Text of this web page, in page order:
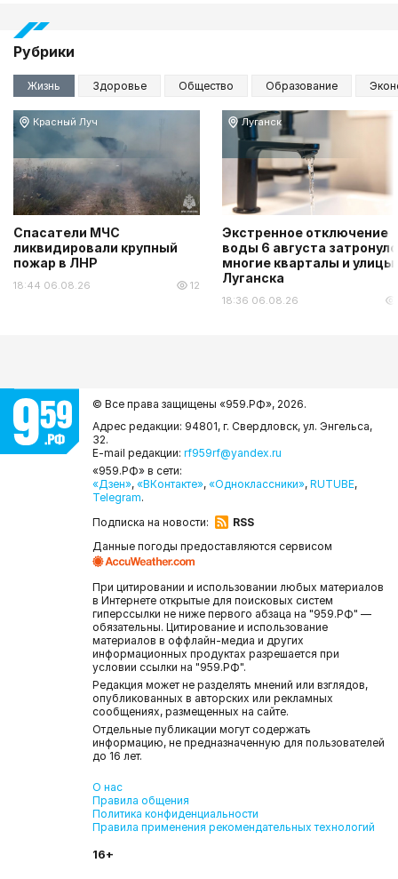
Рубрики
Жизнь Здоровье Общество Образование
Красный Луч
Спасатели МЧС
ликвидировали крупный
пожар в ЛНР
18:44 06.08.26 12
Луганск
Экстренное отключение
воды 6 августа затронуло
многие кварталы и улицы
Луганска
18:36 06.08.26
© Все права защищены «959.РФ», 2026.
Адрес редакции: 94801, г. Свердловск, ул. Энгельса,
32.
E-mail редакции: rf959rf@yandex.ru
«959.РФ» в сети:
«Дзен», «ВКонтакте», «Одноклассники», RUTUBE,
Telegram.
Подписка на новости:
RSS
Данные погоды предоставляются сервисом
При цитировании и использовании любых материалов
в Интернете открытые для поисковых систем
гиперссылки не ниже первого абзаца на "959.РФ" —
обязательны. Цитирование и использование
материалов в оффлайн-медиа и других
информационных продуктах разрешается при
условии ссылки на "959.РФ".
Редакция может не разделять мнений или взглядов,
опубликованных в авторских или рекламных
сообщениях, размещенных на сайте.
Отдельные публикации могут содержать
информацию, не предназначенную для пользователей
до 16 лет.
О нас
Правила общения
Политика конфиденциальности
Правила применения рекомендательных технологий
16+